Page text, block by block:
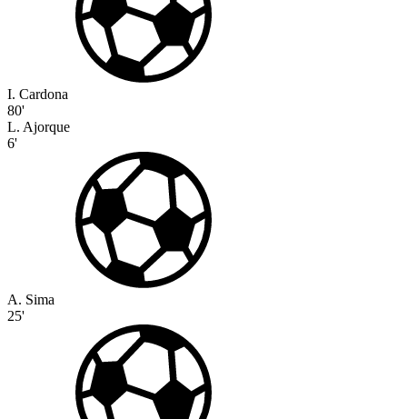
I. Cardona
80'
L. Ajorque
6'
A. Sima
25'